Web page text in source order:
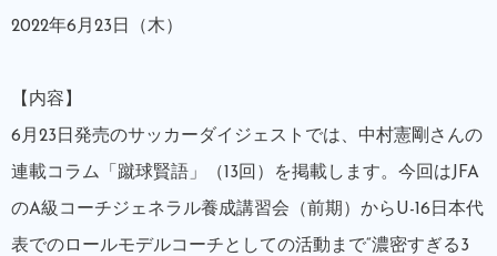
2022年6月23日（木）
【内容】
6月23日発売のサッカーダイジェストでは、中村憲剛さんの
連載コラム「蹴球賢語」（13回）を掲載します。今回はJFA
のA級コーチジェネラル養成講習会（前期）からU-16日本代
表でのロールモデルコーチとしての活動まで“濃密すぎる3